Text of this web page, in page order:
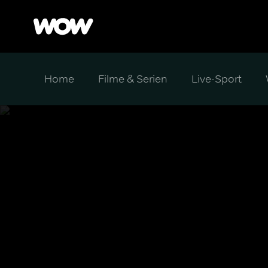
Home Filme & Serien Live-Sport